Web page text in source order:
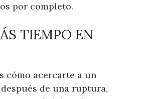
por completo.
TIEMPO EN
cómo acercarte a un
de una ruptura,